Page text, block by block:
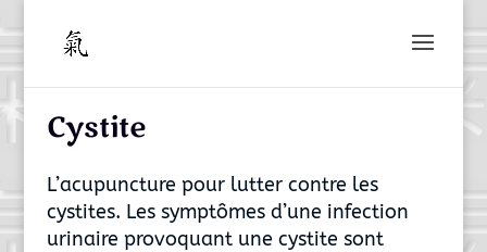
Cystite
L’acupuncture pour lutter contre les
cystites. Les symptômes d’une infection
urinaire provoquant une cystite sont